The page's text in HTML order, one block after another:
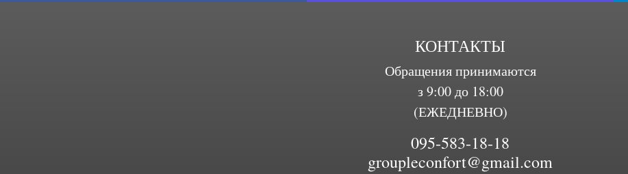
КОНТАКТЫ
Обращения принимаются
з 9:00 до 18:00
(ЕЖЕДНЕВНО)
095-583-18-18
groupleconfort@gmail.com